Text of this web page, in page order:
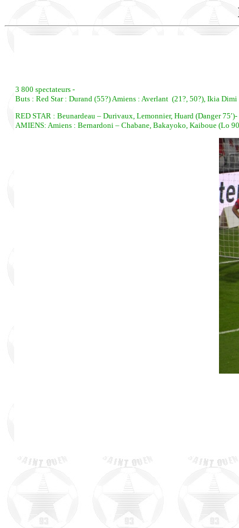
3 800 spectateurs -
Buts : Red Star : Durand (55?) Amiens : Averlant (21?, 50?), Ikia Dimi
RED STAR : Beunardeau – Durivaux, Lemonnier, Huard (Danger
AMIENS: Amiens : Bernardoni – Chabane, Bakayoko, Kaiboue (Lo